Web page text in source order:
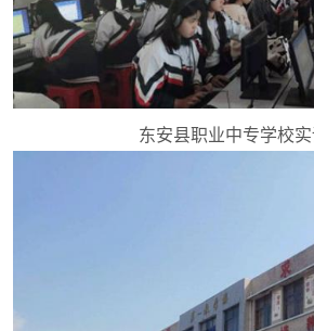
东安县职业中专学校